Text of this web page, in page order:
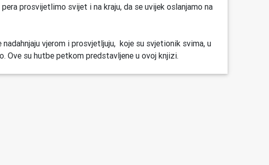
prosvijetlimo svijet i na kraju, da se uvijek oslanjamo na
vjerom i prosvjetljuju, koje su svjetionik svima, u
Ove su hutbe petkom predstavljene u ovoj knjizi.